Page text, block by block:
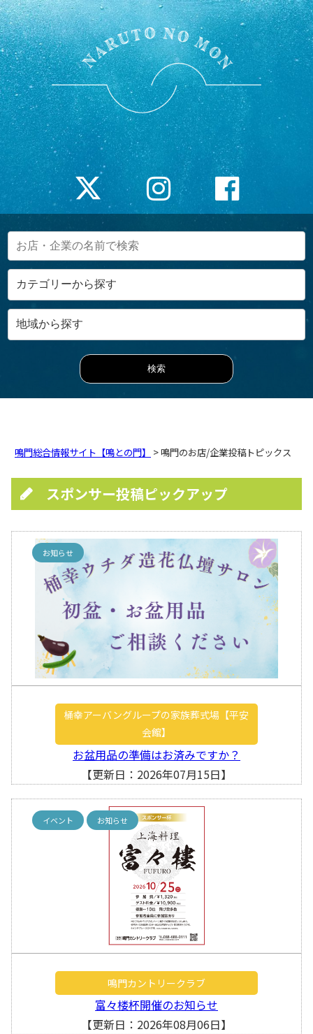
鳴門総合情報サイト【鳴との門】 > 鳴門のお店/企業投稿トピックス
スポンサー投稿ピックアップ
お知らせ
桶幸アーバングループの家族葬式場【平安
会館】
お盆用品の準備はお済みですか？
【更新日：2026年07月15日】
イベント お知らせ
鳴門カントリークラブ
富々楼杯開催のお知らせ
【更新日：2026年08月06日】